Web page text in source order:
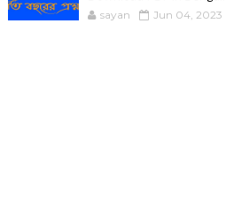
sayan Jun 04, 2023